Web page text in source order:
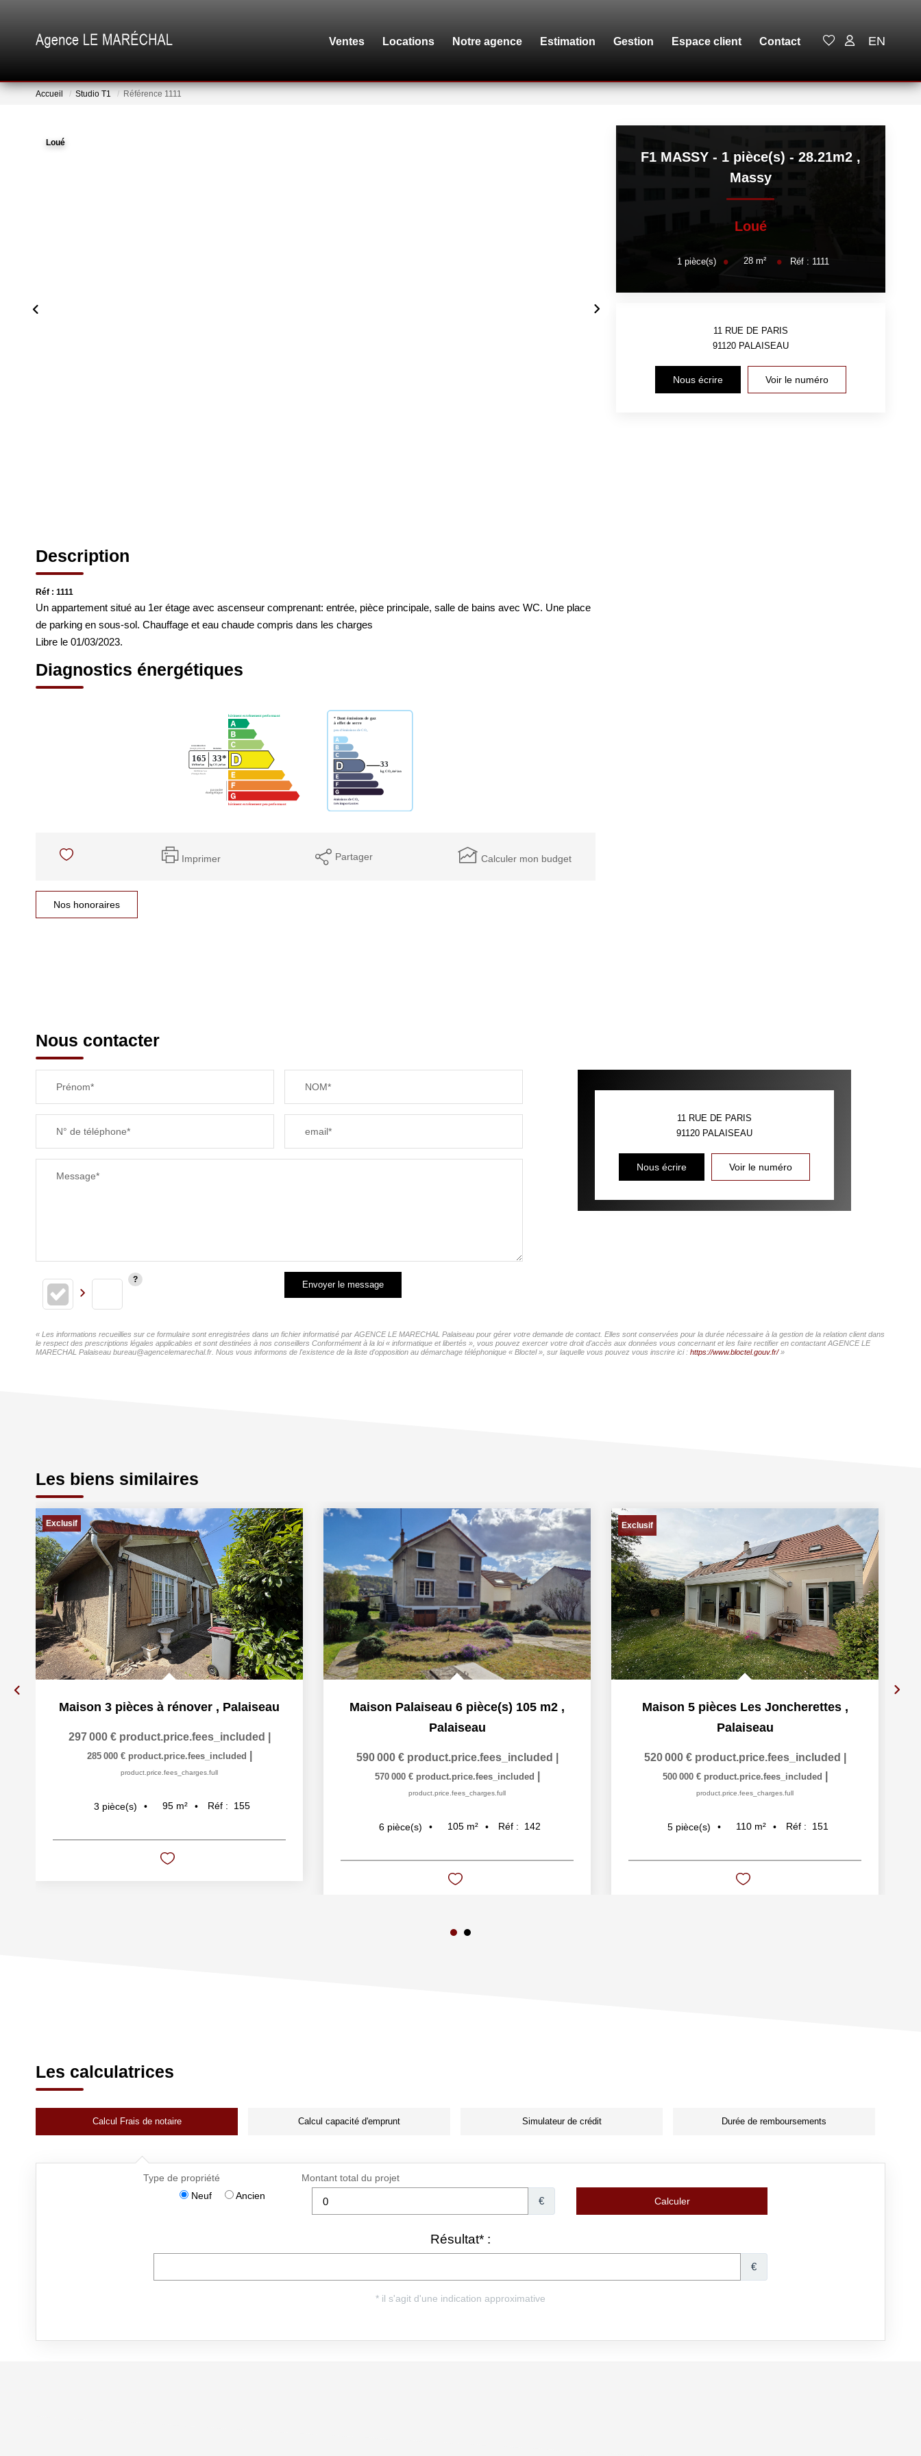
Ventes Locations Notre agence Estimation Gestion Espace client Contact EN
Accueil Studio T1 Référence 1111
Loué
Description
Réf : 1111
Un appartement situé au 1er étage avec ascenseur comprenant: entrée, pièce principale, salle de bains avec WC. Une place
de parking en sous-sol. Chauffage et eau chaude compris dans les charges
Libre le 01/03/2023.
Diagnostics énergétiques
Imprimer Partager Calculer mon budget
Nos honoraires
F1 MASSY - 1 pièce(s) - 28.21m2 ,
Massy
Loué
1pièce(s) 28m² Réf : 1111
11 RUE DE PARIS
91120 PALAISEAU
Nous écrire Voir le numéro
Nous contacter
Prénom* NOM*
N° de téléphone* email*
Message*
Envoyer le message
11 RUE DE PARIS
91120 PALAISEAU
Nous écrire Voir le numéro
« Les informations recueillies sur ce formulaire sont enregistrées dans un fichier informatisé par AGENCE LE MARECHAL Palaiseau pour gérer votre demande de contact. Elles sont conservées pour la durée nécessaire à la gestion de la relation client dans
le respect des prescriptions légales applicables et sont destinées à nos conseillers Conformément à la loi « informatique et libertés », vous pouvez exercer votre droit d'accès aux données vous concernant et les faire rectifier en contactant AGENCE LE
MARECHAL Palaiseau bureau@agencelemarechal.fr. Nous vous informons de l'existence de la liste d'opposition au démarchage téléphonique « Bloctel », sur laquelle vous pouvez vous inscrire ici : https://www.bloctel.gouv.fr/»
Les biens similaires
Exclusif
Maison 3 pièces à rénover , Palaiseau
297 000 € product.price.fees_included
285 000 € product.price.fees_included
product.price.fees_charges.full
3 pièce(s) 95 m² Réf : 155
Maison Palaiseau 6 pièce(s) 105 m2 ,
Palaiseau
590 000 € product.price.fees_included
570 000 € product.price.fees_included
product.price.fees_charges.full
6 pièce(s) 105 m² Réf : 142
Exclusif
Maison 5 pièces Les Joncherettes ,
Palaiseau
520 000 € product.price.fees_included
500 000 € product.price.fees_included
product.price.fees_charges.full
5 pièce(s) 110 m² Réf : 151
Les calculatrices
Calcul Frais de notaire Calcul capacité d'emprunt Simulateur de crédit Durée de remboursements